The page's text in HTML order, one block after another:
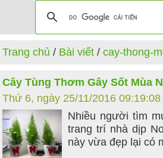
Trang chủ / Bài viết /cay-thong-
Cây Tùng Thơm Gây Sốt Mùa
Thứ 6, ngày 25/11/2016 09:19:08
Nhiều người tìm
trang trí nhà dịp
này vừa đẹp lại có